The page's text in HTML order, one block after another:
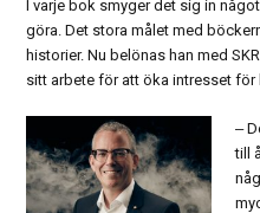
I varje bok smyger det sig in
göra. Det stora målet med
historier. Nu belönas han med
sitt arbete för att öka intresset för
‒
till